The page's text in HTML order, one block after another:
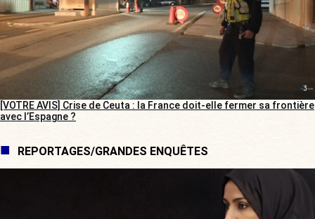
[VOTRE AVIS] Crise de Ceuta : la France doit-elle fermer sa frontière
avec l’Espagne ?
REPORTAGES/GRANDES ENQUÊTES